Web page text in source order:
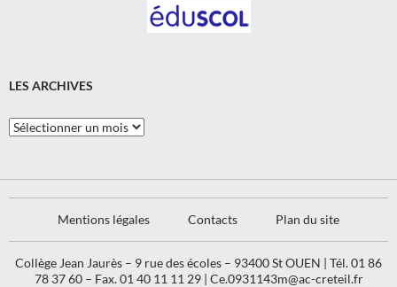
LES ARCHIVES
Les
Archives
Mentions légales Contacts Plan du site
Collège Jean Jaurès – 9 rue des écoles – 93400 St OUEN | Tél. 01 86
78 37 60 – Fax. 01 40 11 11 29 | Ce.0931143m@ac-creteil.fr